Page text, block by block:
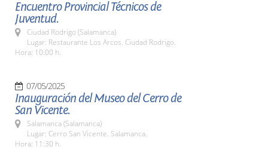
Encuentro Provincial Técnicos de
Juventud.
Ciudad Rodrigo (Salamanca)
Lugar: Restaurante Los Arcos. Ciudad Rodrigo.
Hora: 10:00 h.
07/05/2025
Inauguración del Museo del Cerro de
San Vicente.
Salamanca (Salamanca)
Lugar: Cerro San Vicente. Salamanca.
Hora: 11:30 h.